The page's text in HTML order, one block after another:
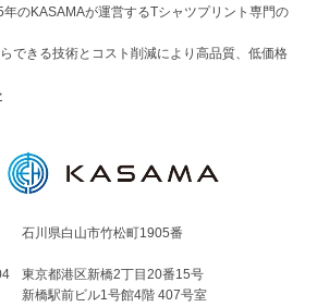
のKASAMAが運営するTシャツプリント専門の
できる技術とコスト削減により高品質、低価格
石川県白山市竹松町1905番
東京都港区新橋2丁目20番15号
新橋駅前ビル1号館4階 407号室